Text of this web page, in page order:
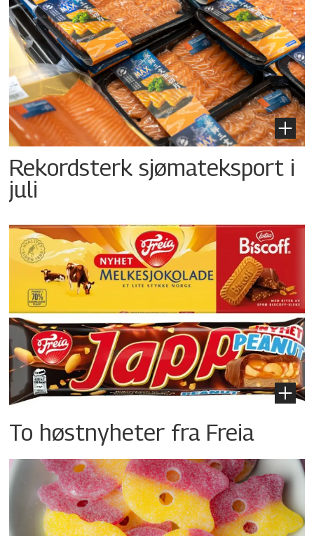
Rekordsterk sjømateksport i
juli
To høstnyheter fra Freia